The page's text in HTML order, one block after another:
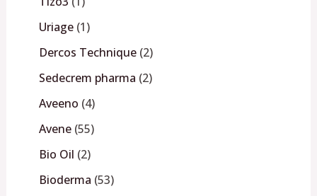
Uriage 1
Dercos Technique 2
Sedecrem pharma 2
Aveeno 4
Avene 55
Bio Oil 2
Bioderma 53